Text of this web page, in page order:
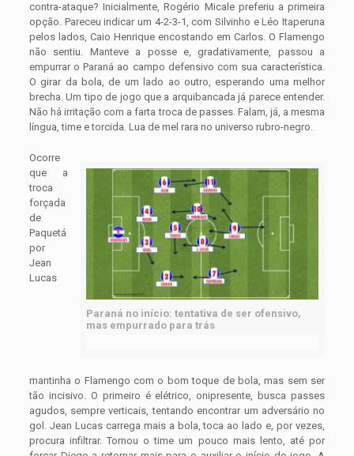
contra-ataque? Inicialmente, Rogério Micale preferiu a primeira
opção. Pareceu indicar um 4-2-3-1, com Silvinho e Léo Itaperuna
pelos lados, Caio Henrique encostando em Carlos. O Flamengo
não sentiu. Manteve a posse e, gradativamente, passou a
empurrar o Paraná ao campo defensivo com sua característica.
O girar da bola, de um lado ao outro, esperando uma melhor
brecha. Um tipo de jogo que a arquibancada já parece entender.
Não há irritação com a farta troca de passes. Falam, já, a mesma
língua, time e torcida. Lua de mel rara no universo rubro-negro.
Paraná no início: tentativa de ser ofensivo,
mas empurrado para trás
Ocorre
que a
troca
forçada
de
Paquetá
por
Jean
Lucas
mantinha o Flamengo com o bom toque de bola, mas sem ser
tão incisivo. O primeiro é elétrico, onipresente, busca passes
agudos, sempre verticais, tentando encontrar um adversário no
gol. Jean Lucas carrega mais a bola, toca ao lado e, por vezes,
procura infiltrar. Tornou o time um pouco mais lento, até por